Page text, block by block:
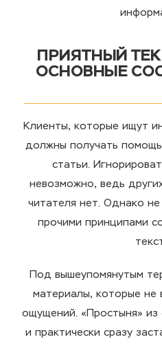
ПРИЯТНЫЙ
ОСНОВНЫЕ
Клиенты, которые ищут
должны получать помощь
статьи.
невозможно, ведь
читателя нет. Однако
прочими принципами
Под вышеупомянутым
материалы, которые не
ощущений. «Простыня» из
и практически сразу